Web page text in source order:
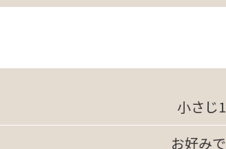
小さじ1
お好みで